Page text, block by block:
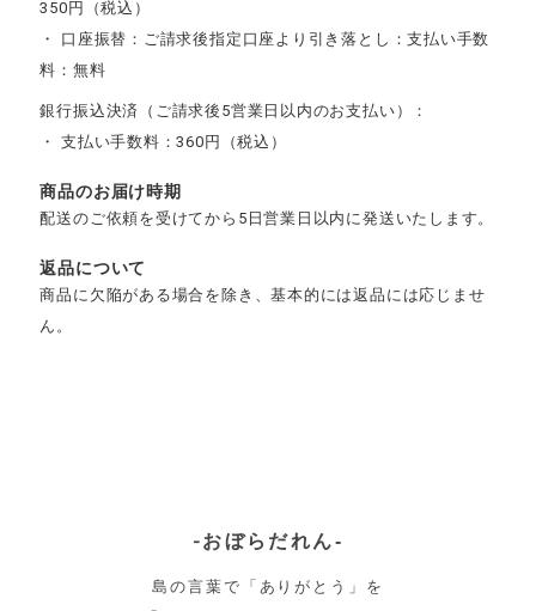
350円（税込）
・ 口座振替：ご請求後指定口座より引き落とし：支払い手数
料：無料
銀行振込決済（ご請求後5営業日以内のお支払い）：
・ 支払い手数料：360円（税込）
商品のお届け時期
配送のご依頼を受けてから5日営業日以内に発送いたします。
返品について
商品に欠陥がある場合を除き、基本的には返品には応じませ
ん。
-おぼらだれん‐
島の言葉で「ありがとう」を